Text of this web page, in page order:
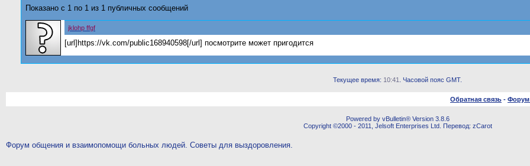
Показано с 1 по 1 из 1 публичных сообщений
jklohp ffgf
[url]https://vk.com/public168940598[/url] посмотрите может пригодится
Текущее время: 10:41 . Часовой пояс GMT.
Обратная связь - Форум
Powered by vBulletin® Version 3.8.6
Copyright ©2000 - 2011, Jelsoft Enterprises Ltd. Перевод: zCarot
Форум общения и взаимопомощи больных людей. Советы для выздоровления.